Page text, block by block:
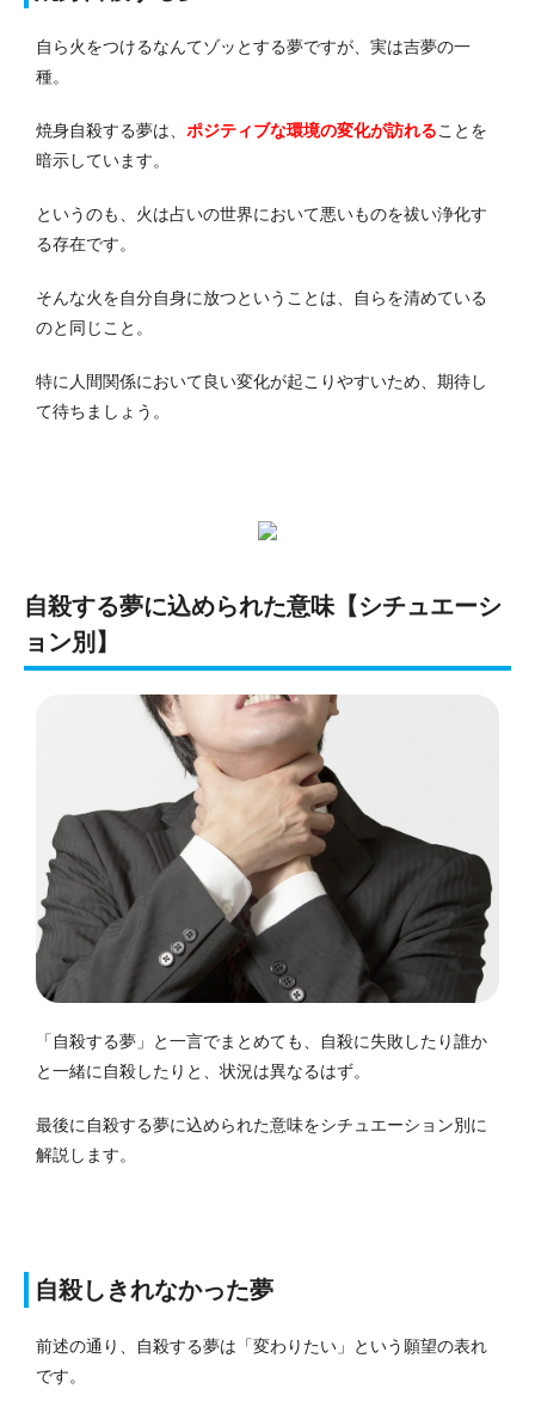
自ら火をつけるなんてゾッとする夢ですが、実は吉夢の一
種。
焼身自殺する夢は、 ポジティブな環境の変化が訪れることを
暗示しています。
というのも、火は占いの世界において悪いものを祓い浄化す
る存在です。
そんな火を自分自身に放つということは、自らを清めている
のと同じこと。
特に人間関係において良い変化が起こりやすいため、期待し
て待ちましょう。
自殺する夢に込められた意味【シチュエーシ
ョン別】
「自殺する夢」と一言でまとめても、自殺に失敗したり誰か
と一緒に自殺したりと、状況は異なるはず。
最後に自殺する夢に込められた意味をシチュエーション別に
解説します。
自殺しきれなかった夢
前述の通り、自殺する夢は「変わりたい」という願望の表れ
です。